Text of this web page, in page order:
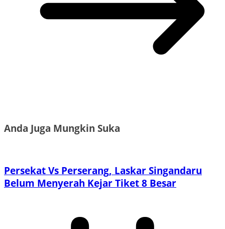
Anda Juga Mungkin Suka
Persekat Vs Perserang, Laskar Singandaru
Belum Menyerah Kejar Tiket 8 Besar